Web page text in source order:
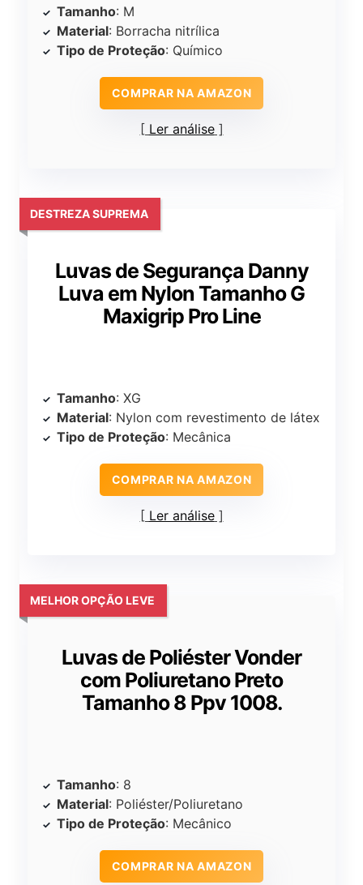
Tamanho: M
Material: Borracha nitrílica
Tipo de Proteção: Químico
COMPRAR NA AMAZON
Ler análise
Luvas de Segurança Danny
Luva em Nylon Tamanho G
Maxigrip Pro Line
DESTREZA SUPREMA
Tamanho: XG
Material: Nylon com revestimento de látex
Tipo de Proteção: Mecânica
COMPRAR NA AMAZON
Ler análise
Luvas de Poliéster Vonder
com Poliuretano Preto
Tamanho 8 Ppv 1008.
MELHOR OPÇÃO LEVE
Tamanho: 8
Material: Poliéster/Poliuretano
Tipo de Proteção: Mecânico
COMPRAR NA AMAZON